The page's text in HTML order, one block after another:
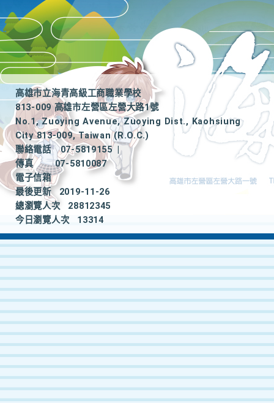
高雄市立海青高級工商職業學校
813-009 高雄市左營區左營大路1號
No.1, Zuoying Avenue, Zuoying Dist., Kaohsiung
City 813-009, Taiwan (R.O.C.)
聯絡電話
07-5819155
|
傳真
07-5810087
電子信箱
最後更新
2019-11-26
總瀏覽人次
28812345
今日瀏覽人次
13314